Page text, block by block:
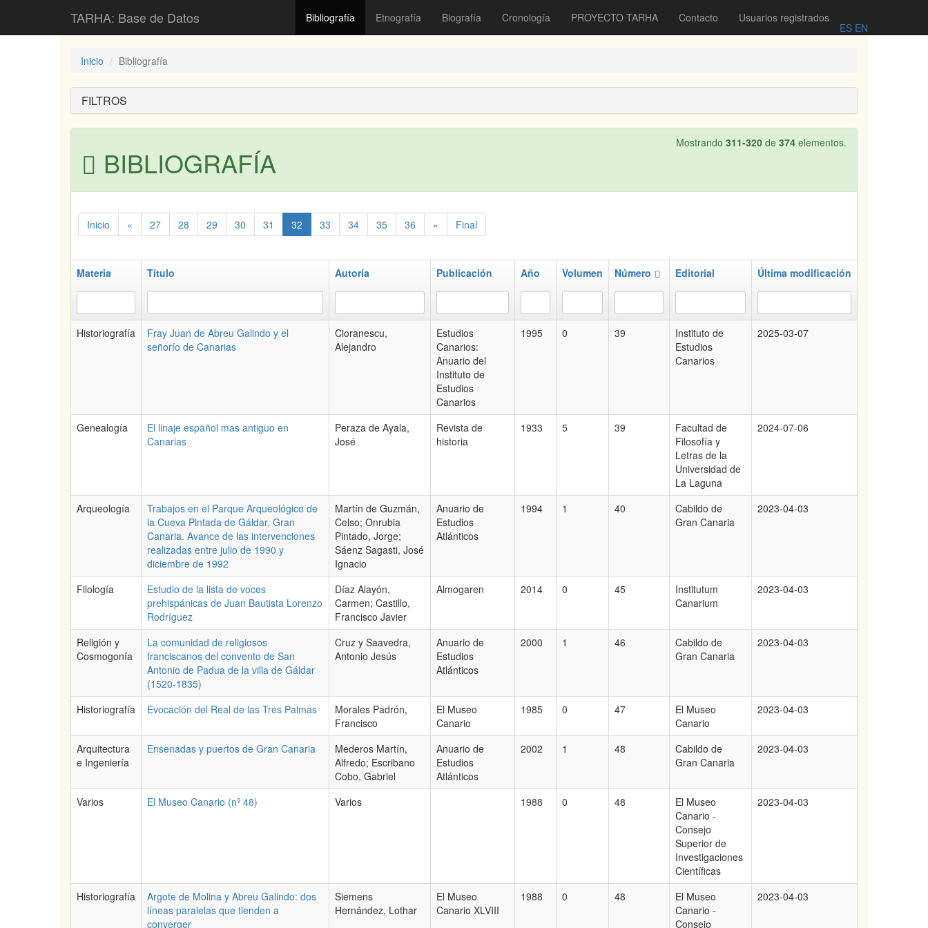
TARHA: Base de Datos Bibliografía Etnografía Biografía Cronología PROYECTO TARHA Contacto Usuarios registrados
ES EN
Inicio Bibliografía
FILTROS
Mostrando 311-320 de 374 elementos.
BIBLIOGRAFÍA
Inicio « 27 28 29 30 31 32 33 34 35 36 » Final
Materia Título Autoría Publicación Año Volumen Número Editorial Última modificación
Historiografía
Fray Juan de Abreu Galindo y el
señorío de Canarias
Cioranescu,
Alejandro
Estudios
Canarios:
Anuario del
Instituto de
Estudios
Canarios
1995 0 39
Instituto de
Estudios
Canarios
2025-03-07
Genealogía
El linaje español mas antiguo en
Canarias
Peraza de Ayala,
José
Revista de
historia
1933 5 39
Facultad de
Filosofía y
Letras de la
Universidad de
La Laguna
2024-07-06
Arqueología
Trabajos en el Parque Arqueológico de
la Cueva Pintada de Gáldar, Gran
Canaria. Avance de las intervenciones
realizadas entre julio de 1990 y
diciembre de 1992
Martín de Guzmán,
Celso; Onrubia
Pintado, Jorge;
Sáenz Sagasti, José
Ignacio
Anuario de
Estudios
Atlánticos
1994 1 40
Cabildo de
Gran Canaria
2023-04-03
Filología
Estudio de la lista de voces
prehispánicas de Juan Bautista Lorenzo
Rodríguez
Díaz Alayón,
Carmen; Castillo,
Francisco Javier
Almogaren 2014 0 45
Institutum
Canarium
2023-04-03
Religión y
Cosmogonía
La comunidad de religiosos
franciscanos del convento de San
Antonio de Padua de la villa de Gáldar
(1520-1835)
Cruz y Saavedra,
Antonio Jesús
Anuario de
Estudios
Atlánticos
2000 1 46
Cabildo de
Gran Canaria
2023-04-03
Historiografía Evocación del Real de las Tres Palmas
Morales Padrón,
Francisco
El Museo
Canario
1985 0 47
El Museo
Canario
2023-04-03
Arquitectura
e Ingeniería
Ensenadas y puertos de Gran Canaria
Mederos Martín,
Alfredo; Escribano
Cobo, Gabriel
Anuario de
Estudios
Atlánticos
2002 1 48
Cabildo de
Gran Canaria
2023-04-03
Varios El Museo Canario (nº 48) Varios 1988 0 48
El Museo
Canario -
Consejo
Superior de
Investigaciones
Científicas
2023-04-03
Historiografía
Argote de Molina y Abreu Galindo: dos
líneas paralelas que tienden a
converger
Siemens
Hernández, Lothar
El Museo
Canario XLVIII
1988 0 48
El Museo
Canario -
Consejo
2023-04-03